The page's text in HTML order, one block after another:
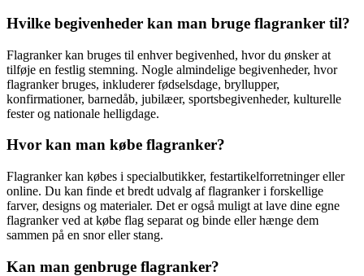
Hvilke begivenheder kan man bruge flagranker til?
Flagranker kan bruges til enhver begivenhed, hvor du ønsker at
tilføje en festlig stemning. Nogle almindelige begivenheder, hvor
flagranker bruges, inkluderer fødselsdage, bryllupper,
konfirmationer, barnedåb, jubilæer, sportsbegivenheder, kulturelle
fester og nationale helligdage.
Hvor kan man købe flagranker?
Flagranker kan købes i specialbutikker, festartikelforretninger eller
online. Du kan finde et bredt udvalg af flagranker i forskellige
farver, designs og materialer. Det er også muligt at lave dine egne
flagranker ved at købe flag separat og binde eller hænge dem
sammen på en snor eller stang.
Kan man genbruge flagranker?